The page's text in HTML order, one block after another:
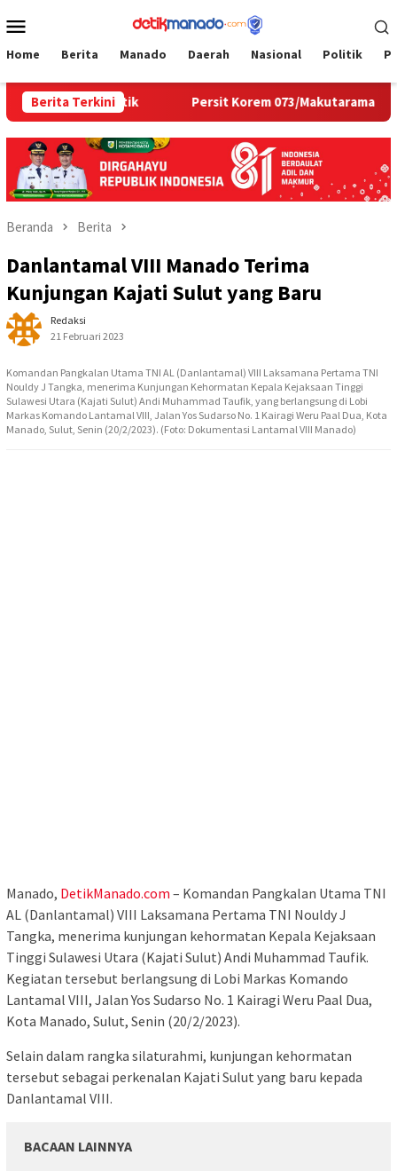
ke
Mobile
Home Berita Manado Daerah Nasional Politik
Berita Terkini
Hunian Estetik Persit Korem 073/Makutarama Tinjau
Beranda Berita
Danlantamal VIII Manado Terima
Kunjungan Kajati Sulut yang Baru
Redaksi
21 Februari 2023
Komandan Pangkalan Utama TNI AL (Danlantamal) VIII Laksamana Pertama TNI
Nouldy J Tangka, menerima Kunjungan Kehormatan Kepala Kejaksaan Tinggi
Sulawesi Utara (Kajati Sulut) Andi Muhammad Taufik, yang berlangsung di Lobi
Markas Komando Lantamal VIII, Jalan Yos Sudarso No. 1 Kairagi Weru Paal Dua, Kota
Manado, Sulut, Senin (20/2/2023). (Foto: Dokumentasi Lantamal VIII Manado)
Manado, DetikManado.com – Komandan Pangkalan Utama TNI
AL (Danlantamal) VIII Laksamana Pertama TNI Nouldy J
Tangka, menerima kunjungan kehormatan Kepala Kejaksaan
Tinggi Sulawesi Utara (Kajati Sulut) Andi Muhammad Taufik.
Kegiatan tersebut berlangsung di Lobi Markas Komando
Lantamal VIII, Jalan Yos Sudarso No. 1 Kairagi Weru Paal Dua,
Kota Manado, Sulut, Senin (20/2/2023).
Selain dalam rangka silaturahmi, kunjungan kehormatan
tersebut sebagai perkenalan Kajati Sulut yang baru kepada
Danlantamal VIII.
BACAAN LAINNYA